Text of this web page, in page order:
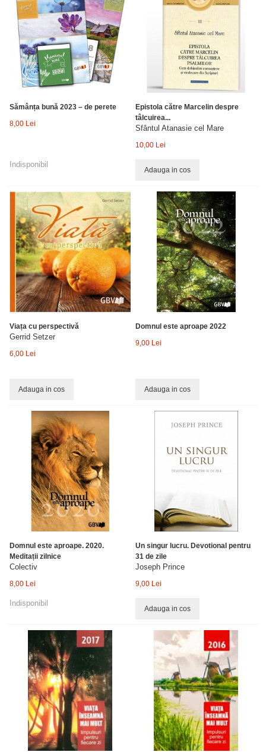
Sămânța bună 2023 – de perete
8,00 Lei
Indisponibil
Epistola către Marcelin despre
tâlcuirea...
Sfântul Atanasie cel Mare
10,00 Lei
Adauga in cos
Viața cu perspectivă
Gerrid Setzer
6,00 Lei
Adauga in cos
Domnul este aproape 2022
9,00 Lei
Adauga in cos
Domnul este aproape. 2020.
Meditații zilnice
Colectiv
8,00 Lei
Indisponibil
Un singur lucru. Devotional pentru
31 de zile
Joseph Prince
9,00 Lei
Adauga in cos